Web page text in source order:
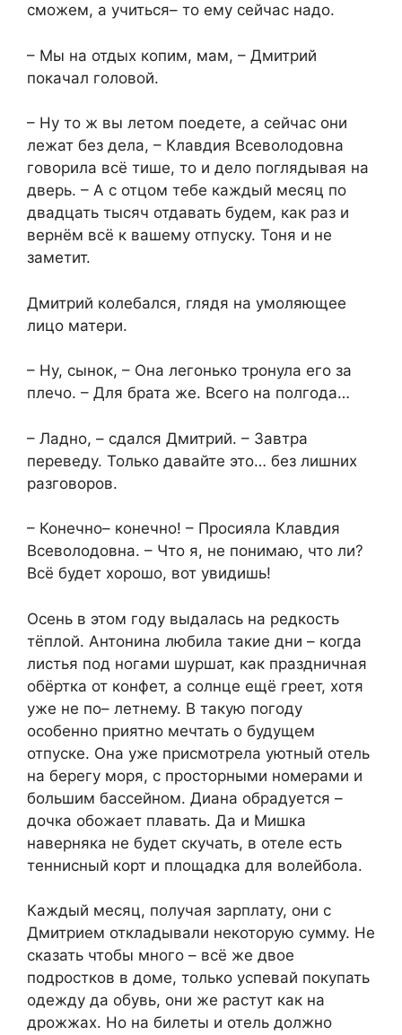
сможем, а учиться– то ему сейчас надо.
– Мы на отдых копим, мам, – Дмитрий
покачал головой.
– Ну то ж вы летом поедете, а сейчас они
лежат без дела, – Клавдия Всеволодовна
говорила всё тише, то и дело поглядывая на
дверь. – А с отцом тебе каждый месяц по
двадцать тысяч отдавать будем, как раз и
вернём всё к вашему отпуску. Тоня и не
заметит.
Дмитрий колебался, глядя на умоляющее
лицо матери.
– Ну, сынок, – Она легонько тронула его за
плечо. – Для брата же. Всего на полгода…
– Ладно, – сдался Дмитрий. – Завтра
переведу. Только давайте это… без лишних
разговоров.
– Конечно– конечно! – Просияла Клавдия
Всеволодовна. – Что я, не понимаю, что ли?
Всё будет хорошо, вот увидишь!
Осень в этом году выдалась на редкость
тёплой. Антонина любила такие дни – когда
листья под ногами шуршат, как праздничная
обёртка от конфет, а солнце ещё греет, хотя
уже не по– летнему. В такую погоду
особенно приятно мечтать о будущем
отпуске. Она уже присмотрела уютный отель
на берегу моря, с просторными номерами и
большим бассейном. Диана обрадуется –
дочка обожает плавать. Да и Мишка
наверняка не будет скучать, в отеле есть
теннисный корт и площадка для волейбола.
Каждый месяц, получая зарплату, они с
Дмитрием откладывали некоторую сумму. Не
сказать чтобы много – всё же двое
подростков в доме, только успевай покупать
одежду да обувь, они же растут как на
дрожжах. Но на билеты и отель должно